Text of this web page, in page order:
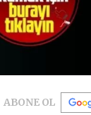
ABONE OL